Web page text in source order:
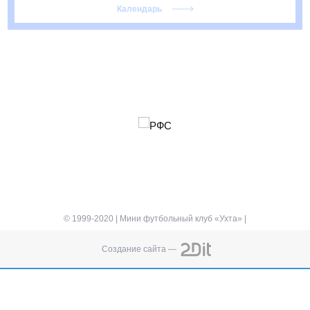
Календарь
© 1999-2020 | Мини футбольный клуб «Ухта» |
Создание сайта —